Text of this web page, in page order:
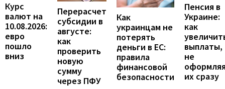
Курс
валют на
10.08.2026:
евро
пошло
вниз
Перерасчет
субсидии в
августе:
как
проверить
новую
сумму
через ПФУ
Как
украинцам не
потерять
деньги в ЕС:
правила
финансовой
безопасности
Пенсия в
Украине:
как
выплаты,
не
их сразу